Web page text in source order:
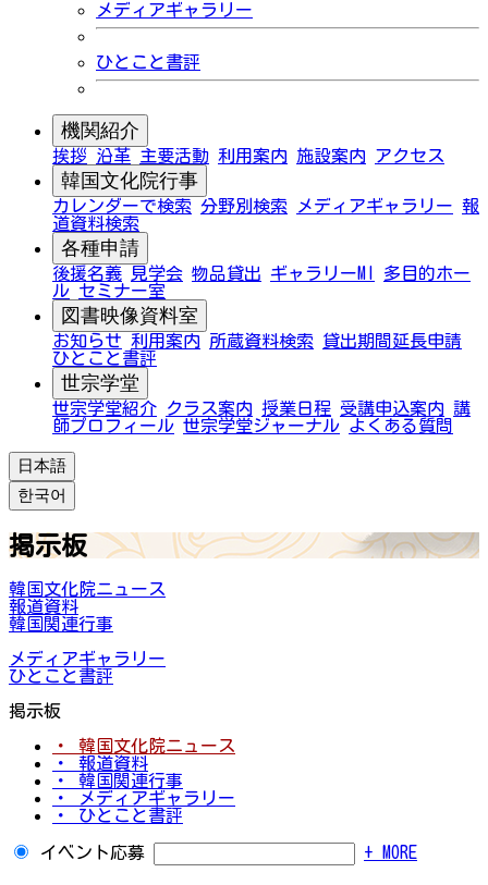
メディアギャラリー
ひとこと書評
機関紹介
挨拶 沿革 主要活動 利用案内 施設案内 アクセス
韓国文化院行事
カレンダーで検索 分野別検索 メディアギャラリー 報
道資料検索
各種申請
後援名義 見学会 物品貸出 ギャラリーMI
多目的ホー
ル セミナー室
図書映像資料室
お知らせ 利用案内 所蔵資料検索
貸出期間延長申請
ひとこと書評
世宗学堂
世宗学堂紹介 クラス案内 授業日程 受講申込案内 講
師プロフィール 世宗学堂ジャーナル よくある質問
日本語
한국어
掲示板
韓国文化院ニュース
報道資料
韓国関連行事
メディアギャラリー
ひとこと書評
掲示板
・ 韓国文化院ニュース
・ 報道資料
・ 韓国関連行事
・ メディアギャラリー
・ ひとこと書評
イベント応募 + MORE